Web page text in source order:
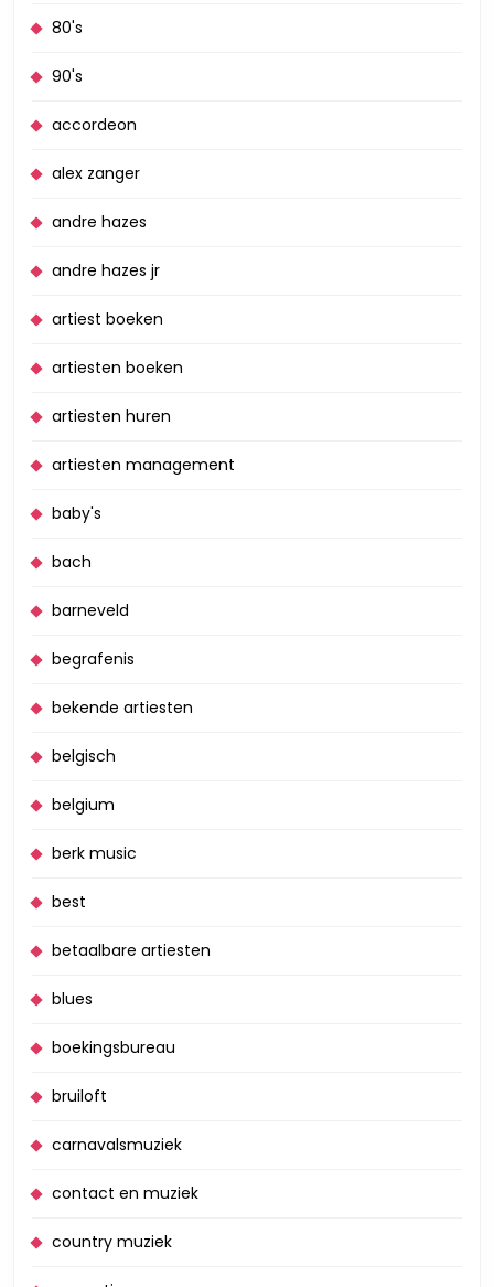
80's
90's
accordeon
alex zanger
andre hazes
andre hazes jr
artiest boeken
artiesten boeken
artiesten huren
artiesten management
baby's
bach
barneveld
begrafenis
bekende artiesten
belgisch
belgium
berk music
best
betaalbare artiesten
blues
boekingsbureau
bruiloft
carnavalsmuziek
contact en muziek
country muziek